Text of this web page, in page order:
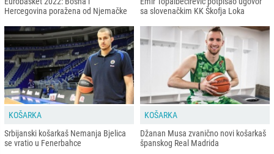
Hercegovina poražena od Njemačke
sa slovenačkim KK Škofja Loka
KOŠARKA
Srbijanski košarkaš Nemanja Bjelica
se vratio u Fenerbahce
KOŠARKA
Džanan Musa zvanično novi košarkaš
španskog Real Madrida